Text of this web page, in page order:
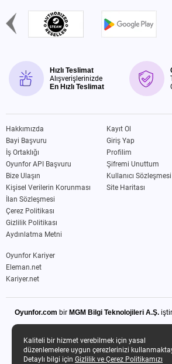
Kaliteli bir hizmet verebilmek için yasal
düzenlemelere uygun çerezlerinizi
Detaylı bilgi için Gizlilik ve Çerez Politikamızı
Hızlı Teslimat
Alışverişlerinizde
En Hızlı Teslimat
Hakkımızda
Bayi Başvuru
İş Ortaklığı
Oyunfor API Başvuru
Bize Ulaşın
Kişisel Verilerin Korunması
İlan Sözleşmesi
Çerez Politikası
Gizlilik Politikası
Aydınlatma Metni
Kayıt Ol
Giriş Yap
Profilim
Şifremi Unuttum
Kullanıcı Sözleşmesi
Site Haritası
Oyunfor Kariyer
Eleman.net
Kariyer.net
Oyunfor.com bir MGM Bilgi Teknolojileri A.Ş.